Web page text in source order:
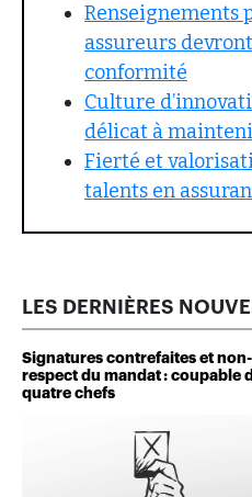
Renseignements
assureurs
conformité
Culture
délicat à
Fierté et
talents en
LES DERNIÈRES
Signatures contrefaites et non-
respect du mandat : coupable
quatre chefs